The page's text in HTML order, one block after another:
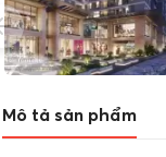
Mô tả sản phẩm